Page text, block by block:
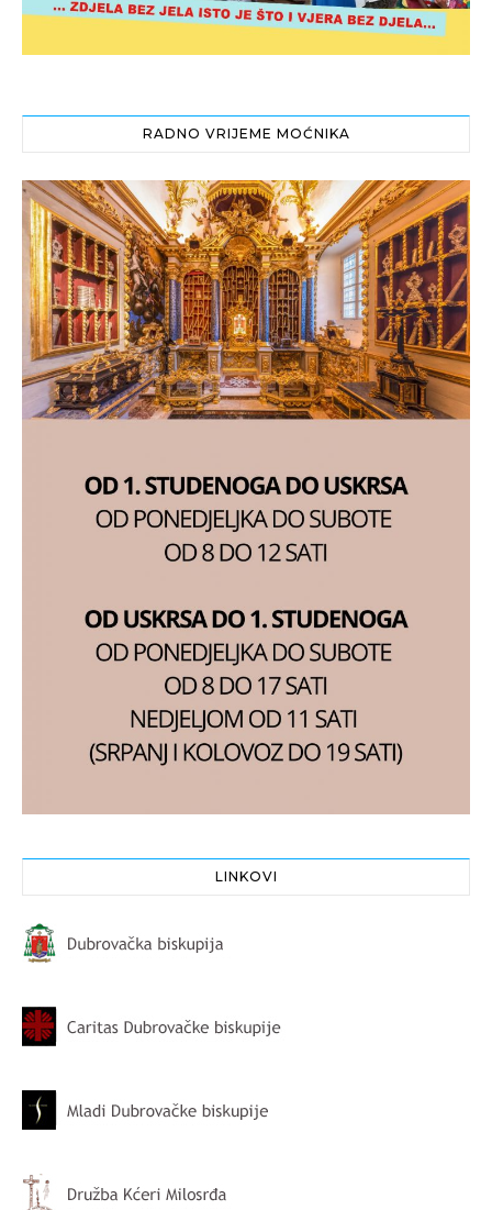
RADNO VRIJEME MOĆNIKA
LINKOVI